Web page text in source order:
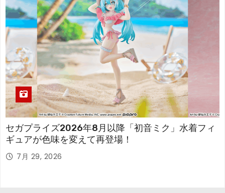
セガプライズ2026年8月以降「初音ミク」水着フィ
ギュアが色味を変えて再登場！
7月 29, 2026